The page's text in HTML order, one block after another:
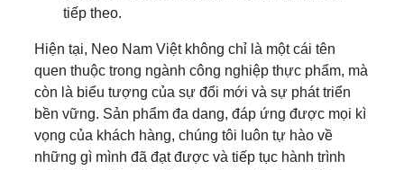
tiếp theo.
Hiện tại, Neo Nam Việt không chỉ là một cái tên
quen thuộc trong ngành công nghiệp thực phẩm, mà
còn là biểu tượng của sự đổi mới và sự phát triển
bền vững. Sản phẩm đa dang, đáp ứng được mọi kì
vọng của khách hàng, chúng tôi luôn tự hào về
những gì mình đã đạt được và tiếp tục hành trình